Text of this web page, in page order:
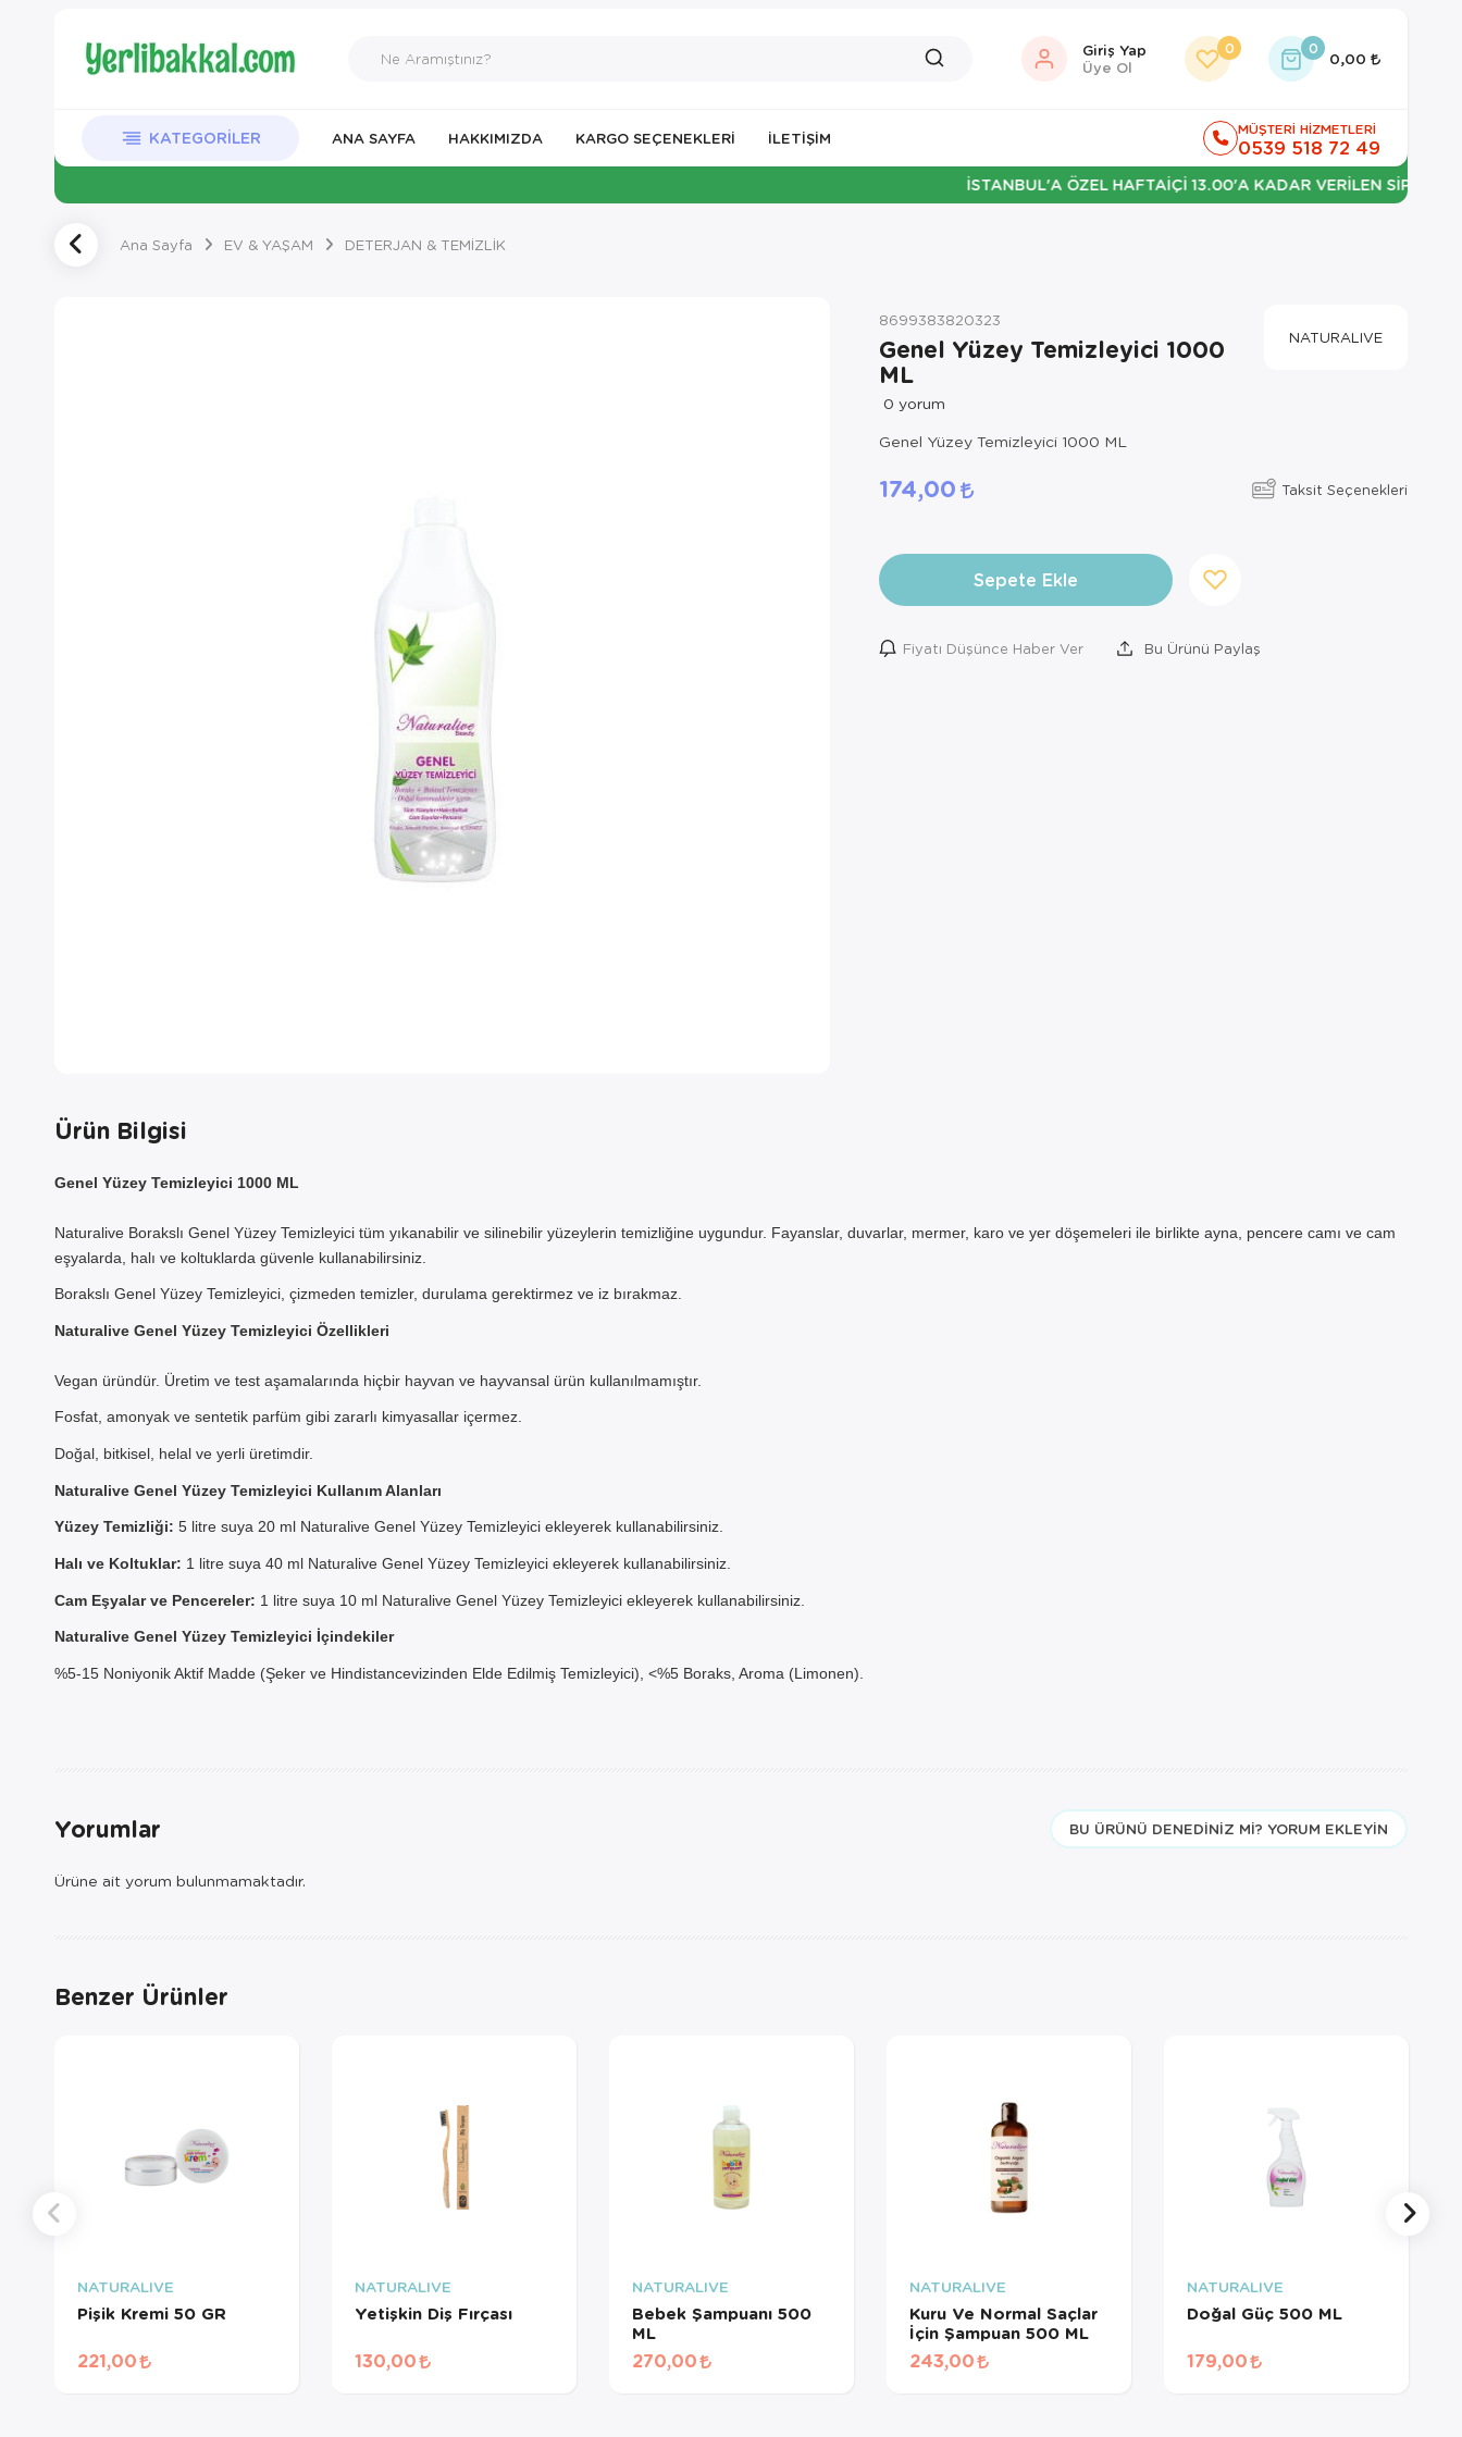
Giriş Yap
Üye Ol
0 0
0,00
KATEGORILER ANA SAYFA HAKKIMIZDA KARGO SEÇENEKLERİ İLETIŞIM MÜŞTERİ HİZMETLERİ
0539 518 72 49
İSTANBUL'A ÖZEL HAFTAİÇİ 13.00'A KADAR VERİLEN
Ana Sayfa EV & YAŞAM DETERJAN & TEMİZLİK
8699383820323
Genel Yüzey Temizleyici 1000
ML
0 yorum
NATURALIVE
Genel Yüzey Temizleyici 1000 ML
174,00 Taksit Seçenekleri
Sepete Ekle
Fiyatı Düşünce Haber Ver Bu Ürünü Paylaş
Ürün Bilgisi
Genel Yüzey Temizleyici 1000 ML
Naturalive Borakslı Genel Yüzey Temizleyici tüm yıkanabilir ve silinebilir yüzeylerin temizliğine uygundur. Fayanslar, duvarlar, mermer, karo ve yer döşemeleri ile birlikte ayna, pencere camı ve cam
eşyalarda, halı ve koltuklarda güvenle kullanabilirsiniz.
Borakslı Genel Yüzey Temizleyici, çizmeden temizler, durulama gerektirmez ve iz bırakmaz.
Naturalive Genel Yüzey Temizleyici Özellikleri
Vegan üründür. Üretim ve test aşamalarında hiçbir hayvan ve hayvansal ürün kullanılmamıştır.
Fosfat, amonyak ve sentetik parfüm gibi zararlı kimyasallar içermez.
Doğal, bitkisel, helal ve yerli üretimdir.
Naturalive Genel Yüzey Temizleyici Kullanım Alanları
Yüzey Temizliği: 5 litre suya 20 ml Naturalive Genel Yüzey Temizleyici ekleyerek kullanabilirsiniz.
Halı ve Koltuklar: 1 litre suya 40 ml Naturalive Genel Yüzey Temizleyici ekleyerek kullanabilirsiniz.
Cam Eşyalar ve Pencereler: 1 litre suya 10 ml Naturalive Genel Yüzey Temizleyici ekleyerek kullanabilirsiniz.
Naturalive Genel Yüzey Temizleyici İçindekiler
%5-15 Noniyonik Aktif Madde (Şeker ve Hindistancevizinden Elde Edilmiş Temizleyici), <%5 Boraks, Aroma (Limonen).
Yorumlar BU ÜRÜNÜ DENEDINIZ MI? YORUM EKLEYIN
Ürüne ait yorum bulunmamaktadır.
Benzer Ürünler
NATURALIVE
Pişik Kremi 50 GR
221,00
NATURALIVE
Yetişkin Diş Fırçası
130,00
NATURALIVE
Bebek Şampuanı 500
ML
270,00
NATURALIVE
Kuru Ve Normal Saçlar
İçin Şampuan 500 ML
243,00
NATURALIVE
Doğal Güç 500 ML
179,00
AYNI GÜN TESLİMAT
Sepetinizde AYNI GÜN TESLİMAT ürünü bulunduğu
için AYNI GÜN TESLİMAT kargo seçeneği dışında
seçemezsiniz. NOT: AYNI GÜN TESLİMAT hizmeti
sadece İSTANBUL ve 850TL üzeri siparişler için
geçerlidir.